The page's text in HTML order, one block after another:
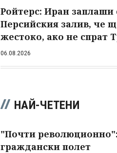
Ройтерс: Иран заплаши
Персийския залив, че
жестоко, ако не спрат
06.08.2026
НАЙ-ЧЕТЕНИ
"Почти
граждански полет